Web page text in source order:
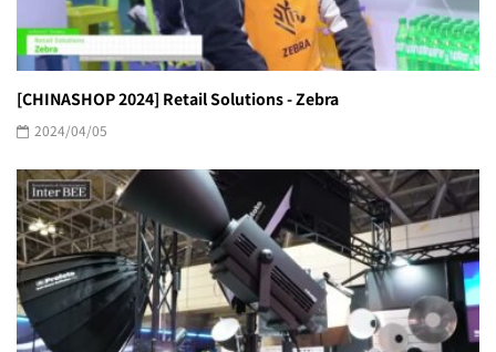
[CHINASHOP 2024] Retail Solutions - Zebra
2024/04/05